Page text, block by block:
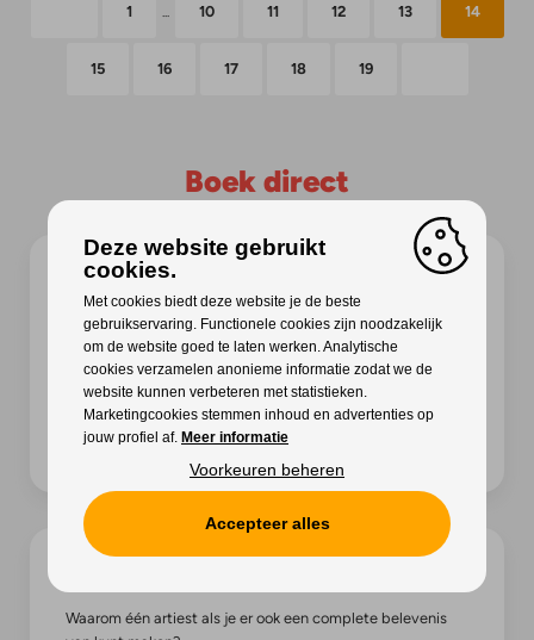
1 ... 10 11 12 13 14
15 16 17 18 19
Boek direct
Maak van jouw feest een belevenis
Geef je event een gouden randje met onze toptalenten.
Van intiem feest tot groots spektakel – onze artiesten
zetten het podium in vuur en vlam.
Vul het formulier bij jouw favoriete artiest in of bel ons
meteen, en laat de show beginnen!
Waarom één artiest als je er ook een complete belevenis
Deze website gebruikt
cookies.
Met cookies biedt deze website je de beste
gebruikservaring. Functionele cookies zijn noodzakelijk
om de website goed te laten werken. Analytische
cookies verzamelen anonieme informatie zodat we de
website kunnen verbeteren met statistieken.
Marketingcookies stemmen inhoud en advertenties op
jouw profiel af. Meer informatie
Voorkeuren beheren
Accepteer alles